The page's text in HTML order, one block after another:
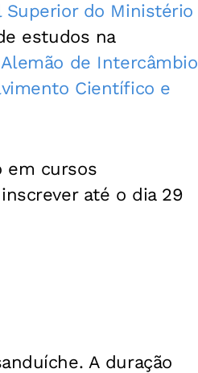
Superior do Ministério
estudos na
de Intercâmbio
Científico e
em cursos
até o dia 29
A duração